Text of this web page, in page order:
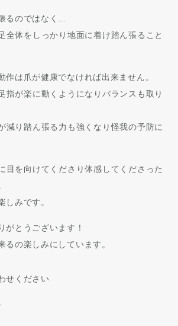
るのではなく…
全体をしっかり地面に着け踏ん張ること
作は爪が健康でなければ出来ません。
指が楽に動くようになりバランスも取り
減り踏ん張る力も強くなり怪我の予防に
目を向けてくださり体感してくださった
しみです。
がとうございます！
るの楽しみにしています。
せください